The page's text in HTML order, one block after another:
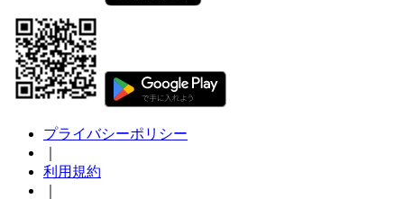
プライバシーポリシー
利用規約